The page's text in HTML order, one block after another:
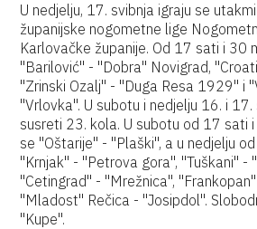
U nedjelju, 17. svibnja igraju se
županijske nogometne lige
Karlovačke županije. Od 17 sati i 30
"Barilović" - "Dobra" Novigrad,
"Zrinski Ozalj" - "Duga Resa 1929" i
"Vrlovka". U subotu i nedjelju 16. i 17.
susreti 23. kola. U subotu od 17 sati
se "Oštarije" - "Plaški", a u nedjelju
"Krnjak" - "Petrova gora", "Tuškani" -
"Cetingrad" - "Mrežnica",
"Mladost" Rečica - "Josipdol".
"Kupe".